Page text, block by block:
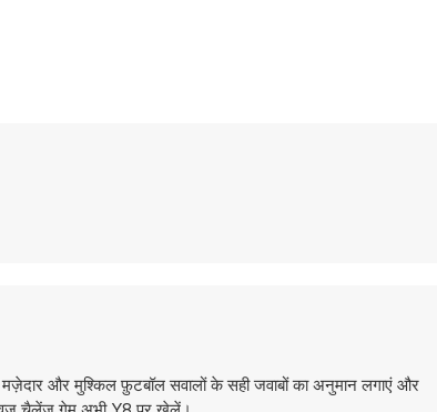
और मुश्किल फ़ुटबॉल सवालों के सही जवाबों का अनुमान लगाएं और